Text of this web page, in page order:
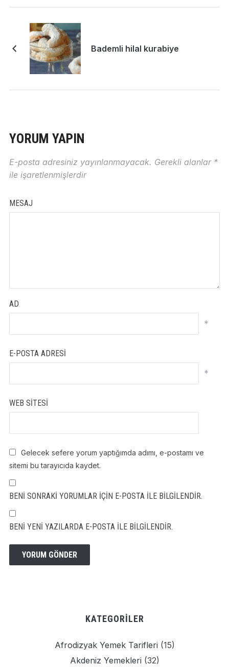
Bademli hilal kurabiye
YORUM YAPIN
E-posta adresiniz yayınlanmayacak. Gerekli alanlar *
ile işaretlenmişlerdir
MESAJ
AD
*
E-POSTA ADRESI
*
WEB SITESI
Gelecek sefere yorum yaptığımda adımı, e-postamı ve
sitemi bu tarayıcıda kaydet.
BENI SONRAKI YORUMLAR IÇIN E-POSTA ILE BILGILENDIR.
BENI YENI YAZILARDA E-POSTA ILE BILGILENDIR.
KATEGORILER
Afrodizyak Yemek Tarifleri (15)
Akdeniz Yemekleri (32)